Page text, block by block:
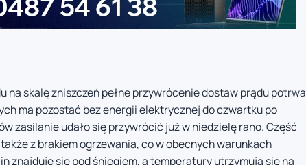
na skalę zniszczeń pełne przywrócenie dostaw prądu potrwa
ma pozostać bez energii elektrycznej do czwartku po
zasilanie udało się przywrócić już w niedzielę rano. Część
z brakiem ogrzewania, co w obecnych warunkach
znajduje się pod śniegiem, a temperatury utrzymują się na